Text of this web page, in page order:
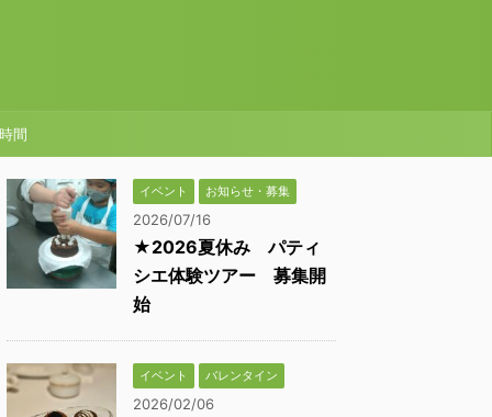
間
イベント お知らせ・募集
2026/07/16
★2026夏休み パティ
シエ体験ツアー 募集開
始
イベント バレンタイン
2026/02/06